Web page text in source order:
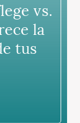
vs.
la
tus